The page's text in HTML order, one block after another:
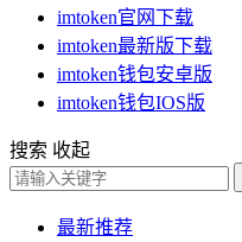
imtoken官网下载
imtoken最新版下载
imtoken钱包安卓版
imtoken钱包IOS版
搜索 收起
最新推荐